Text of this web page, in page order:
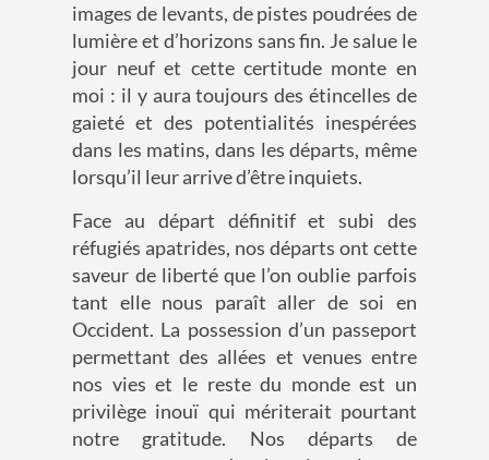
images de levants, de pistes poudrées de
lumière et d’horizons sans fin. Je salue le
jour neuf et cette certitude monte en
moi : il y aura toujours des étincelles de
gaieté et des potentialités inespérées
dans les matins, dans les départs, même
lorsqu’il leur arrive d’être inquiets.
Face au départ définitif et subi des
réfugiés apatrides, nos départs ont cette
saveur de liberté que l’on oublie parfois
tant elle nous paraît aller de soi en
Occident. La possession d’un passeport
permettant des allées et venues entre
nos vies et le reste du monde est un
privilège inouï qui mériterait pourtant
notre gratitude. Nos départs de